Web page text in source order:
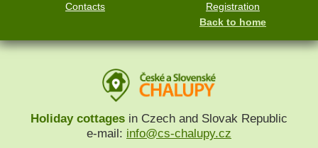
Contacts
Registration
Back to home
Holiday cottages in Czech and Slovak Republic
e-mail: info@cs-chalupy.cz